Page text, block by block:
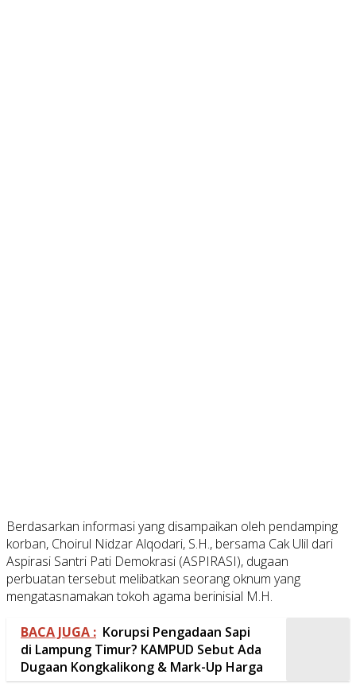
Berdasarkan informasi yang disampaikan oleh pendamping
korban, Choirul Nidzar Alqodari, S.H., bersama Cak Ulil dari
Aspirasi Santri Pati Demokrasi (ASPIRASI), dugaan
perbuatan tersebut melibatkan seorang oknum yang
mengatasnamakan tokoh agama berinisial M.H.
BACA JUGA : Korupsi Pengadaan Sapi
di Lampung Timur? KAMPUD Sebut Ada
Dugaan Kongkalikong & Mark-Up Harga